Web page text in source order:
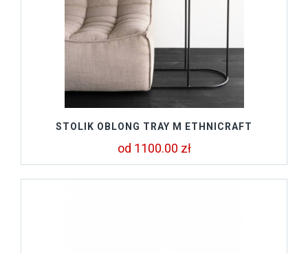
STOLIK OBLONG TRAY M ETHNICRAFT
od 1100.00 zł